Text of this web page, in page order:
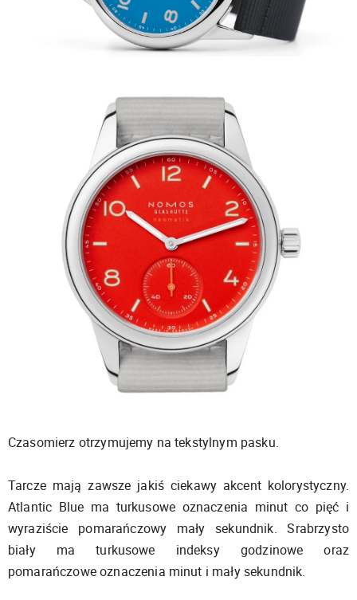
Czasomierz otrzymujemy na tekstylnym pasku.
Tarcze mają zawsze jakiś ciekawy akcent kolorystyczny.
Atlantic Blue ma turkusowe oznaczenia minut co pięć i
wyraziście pomarańczowy mały sekundnik. Srabrzysto
biały ma turkusowe indeksy godzinowe oraz
pomarańczowe oznaczenia minut i mały sekundnik.